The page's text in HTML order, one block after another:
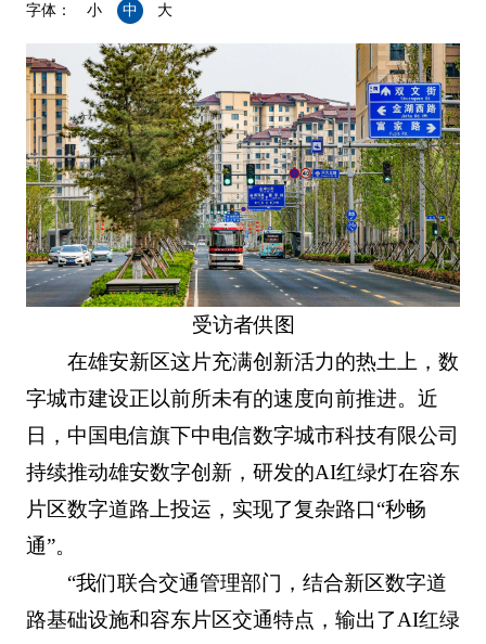
字体： 小 中 大
受访者供图
在雄安新区这片充满创新活力的热土上，数
字城市建设正以前所未有的速度向前推进。近
日，中国电信旗下中电信数字城市科技有限公司
持续推动雄安数字创新，研发的AI红绿灯在容东
片区数字道路上投运，实现了复杂路口“秒畅
通”。
“我们联合交通管理部门，结合新区数字道
路基础设施和容东片区交通特点，输出了AI红绿